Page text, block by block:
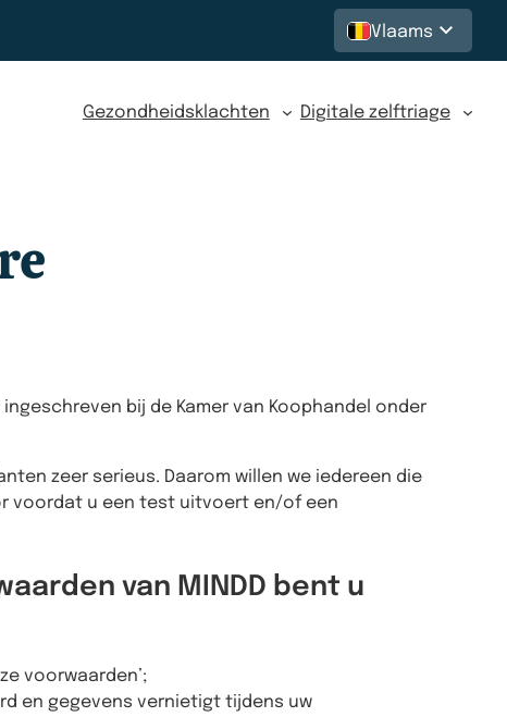
Vlaams
Gezondheidsklachten Digitale zelftriage
bij de Kamer van Koophandel onder
zeer serieus. Daarom willen we iedereen die
voordat u een test uitvoert en/of een
van MINDD bent u
voorwaarden’;
en gegevens vernietigt tijdens uw